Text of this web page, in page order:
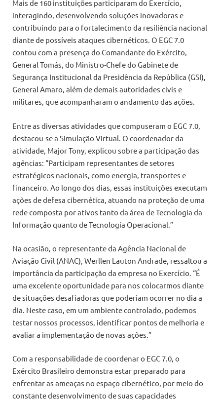
Mais de 160 instituições participaram do Exercício,
interagindo, desenvolvendo soluções inovadoras e
contribuindo para o fortalecimento da resiliência nacional
diante de possíveis ataques cibernéticos. O EGC 7.0
contou com a presença do Comandante do Exército,
General Tomás, do Ministro-Chefe do Gabinete de
Segurança Institucional da Presidência da República (GSI),
General Amaro, além de demais autoridades civis e
militares, que acompanharam o andamento das ações.
Entre as diversas atividades que compuseram o EGC 7.0,
destacou-se a Simulação Virtual. O coordenador da
atividade, Major Tony, explicou sobre a participação das
agências: “Participam representantes de setores
estratégicos nacionais, como energia, transportes e
financeiro. Ao longo dos dias, essas instituições executam
ações de defesa cibernética, atuando na proteção de uma
rede composta por ativos tanto da área de Tecnologia da
Informação quanto de Tecnologia Operacional.”
Na ocasião, o representante da Agência Nacional de
Aviação Civil (ANAC), Werllen Lauton Andrade, ressaltou a
importância da participação da empresa no Exercício. “É
uma excelente oportunidade para nos colocarmos diante
de situações desafiadoras que poderiam ocorrer no dia a
dia. Neste caso, em um ambiente controlado, podemos
testar nossos processos, identificar pontos de melhoria e
avaliar a implementação de novas ações.”
Com a responsabilidade de coordenar o EGC 7.0, o
Exército Brasileiro demonstra estar preparado para
enfrentar as ameaças no espaço cibernético, por meio do
constante desenvolvimento de suas capacidades